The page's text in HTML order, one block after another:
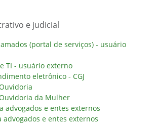
e judicial
(portal de serviços) - usuário
TI - usuário externo
eletrônico - CGJ
da Mulher
advogados e entes externos
advogados e entes externos